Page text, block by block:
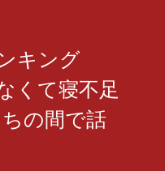
キング
くて寝不足
の間で話